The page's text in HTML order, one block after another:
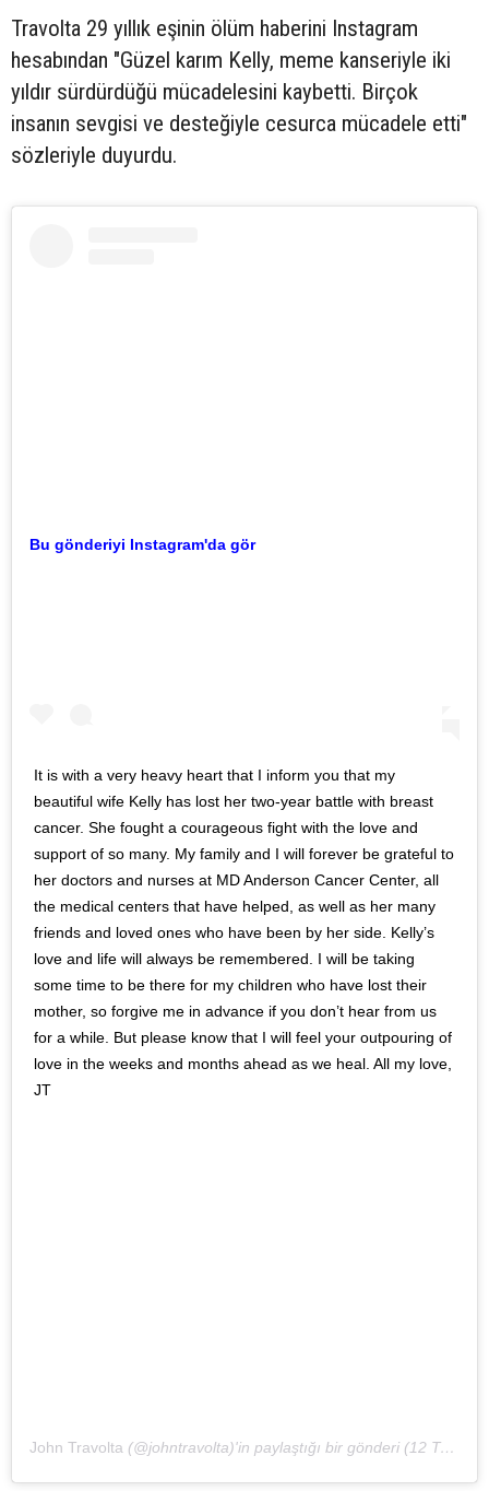
Travolta 29 yıllık eşinin ölüm haberini Instagram
hesabından "Güzel karım Kelly, meme kanseriyle iki
yıldır sürdürdüğü mücadelesini kaybetti. Birçok
insanın sevgisi ve desteğiyle cesurca mücadele etti"
sözleriyle duyurdu.
Bu gönderiyi Instagram'da gör
It is with a very heavy heart that I inform you that my
beautiful wife Kelly has lost her two-year battle with breast
cancer. She fought a courageous fight with the love and
support of so many. My family and I will forever be grateful to
her doctors and nurses at MD Anderson Cancer Center, all
the medical centers that have helped, as well as her many
friends and loved ones who have been by her side. Kelly’s
love and life will always be remembered. I will be taking
some time to be there for my children who have lost their
mother, so forgive me in advance if you don’t hear from us
for a while. But please know that I will feel your outpouring of
love in the weeks and months ahead as we heal. All my love,
JT
John Travolta (@johntravolta)'in paylaştığı bir gönderi (12 Tem, 2020, 10:20ös PDT)